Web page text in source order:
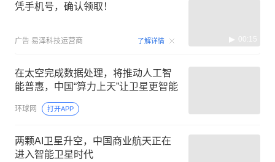
凭手机号，确认领取！
广告 易泽科技运营商 了解详情 00:15
在太空完成数据处理，将推动人工智
能普惠，中国“算力上天”让卫星更智能
环球网 打开APP
两颗AI卫星升空，中国商业航天正在
进入智能卫星时代